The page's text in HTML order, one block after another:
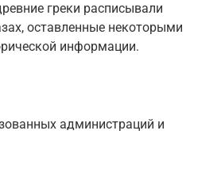
греки расписывали
оставленные некоторыми
информации.
администраций и